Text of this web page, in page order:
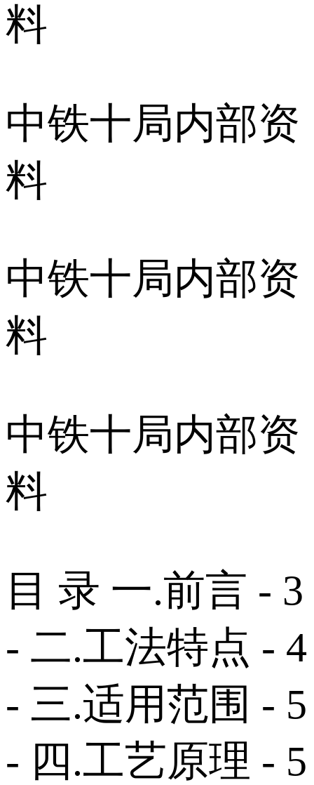
料
中铁十局内部资
料
中铁十局内部资
料
中铁十局内部资
料
目 录 一.前言 - 3
- 二.工法特点 - 4
- 三.适用范围 - 5
- 四.工艺原理 - 5